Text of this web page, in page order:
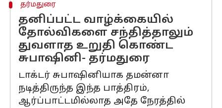
தர்மதுரை
தனிப்பட்ட வாழ்க்கையில்
தோல்விகளை சந்தித்தாலும்
துவளாத உறுதி கொண்ட
சுபாஷினி- தர்மதுரை
டாக்டர் சுபாஷினியாக தமன்னா
நடித்திருந்த இந்த பாத்திரம்,
ஆர்ப்பாட்டமில்லாத அதே நேரத்தில்